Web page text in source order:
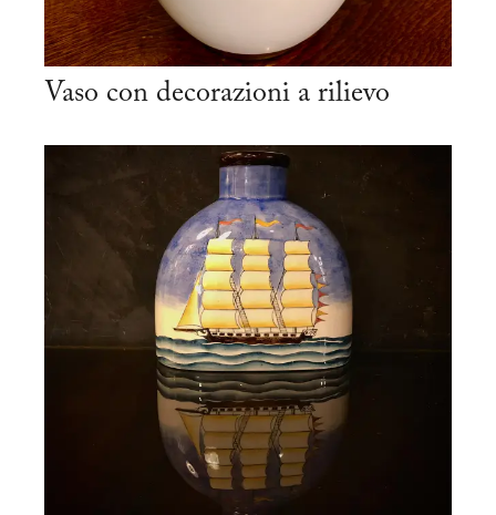
Vaso con decorazioni a rilievo